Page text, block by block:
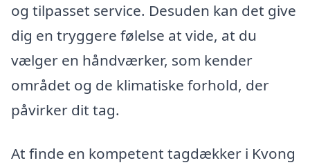
og tilpasset service. Desuden kan det give
dig en tryggere følelse at vide, at du
vælger en håndværker, som kender
området og de klimatiske forhold, der
påvirker dit tag.
At finde en kompetent tagdækker i Kvong